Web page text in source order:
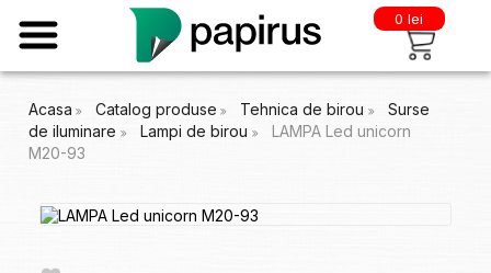
0 lei
Acasa Catalog produse Tehnica de birou
Surse
de iluminare
Lampi de birou
LAMPA Led unicorn
M20-93